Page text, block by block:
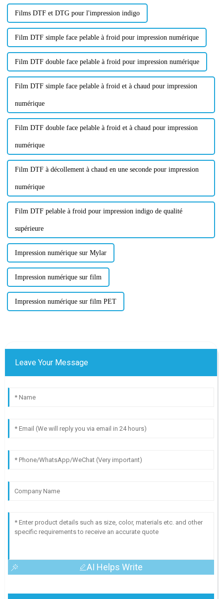
Films DTF et DTG pour l'impression indigo
Film DTF simple face pelable à froid pour impression numérique
Film DTF double face pelable à froid pour impression numérique
Film DTF simple face pelable à froid et à chaud pour impression
numérique
Film DTF double face pelable à froid et à chaud pour impression
numérique
Film DTF à décollement à chaud en une seconde pour impression
numérique
Film DTF pelable à froid pour impression indigo de qualité
supérieure
Impression numérique sur Mylar
Impression numérique sur film
Impression numérique sur film PET
Leave Your Message
AI Helps Write